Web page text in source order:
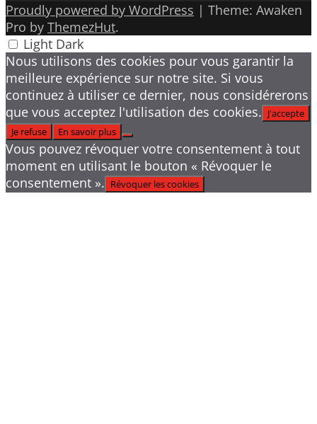
Proudly powered by WordPress | Theme: Awaken
Pro by ThemezHut.
Light Dark
Nous utilisons des cookies pour vous garantir la
meilleure expérience sur notre site. Si vous
continuez à utiliser ce dernier, nous considérerons
que vous acceptez l'utilisation des cookies. J'accepte
Je refuse
En savoir plus
Vous pouvez révoquer votre consentement à tout
moment en utilisant le bouton « Révoquer le
consentement ». Révoquer les cookies